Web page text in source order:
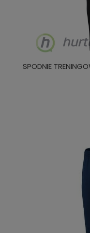
SPODNIE